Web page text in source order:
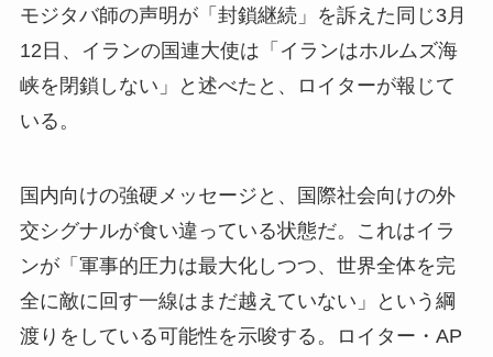
モジタバ師の声明が「封鎖継続」を訴えた同じ3月
12日、イランの国連大使は「イランはホルムズ海
峡を閉鎖しない」と述べたと、ロイターが報じて
いる。
国内向けの強硬メッセージと、国際社会向けの外
交シグナルが食い違っている状態だ。これはイラ
ンが「軍事的圧力は最大化しつつ、世界全体を完
全に敵に回す一線はまだ越えていない」という綱
渡りをしている可能性を示唆する。ロイター・AP